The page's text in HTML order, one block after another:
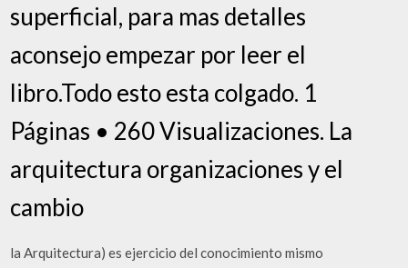
superficial, para mas detalles
aconsejo empezar por leer el
libro.Todo esto esta colgado. 1
Páginas • 260 Visualizaciones. La
arquitectura organizaciones y el
cambio
la Arquitectura) es ejercicio del conocimiento mismo